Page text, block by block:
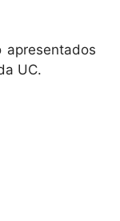
apresentados
UC.